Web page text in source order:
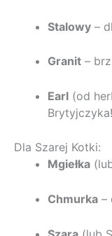
Stalowy –
Granit –
Earl (od
Brytyjczyka!
Dla Szarej Kotki:
Mgiełka
Chmurka –